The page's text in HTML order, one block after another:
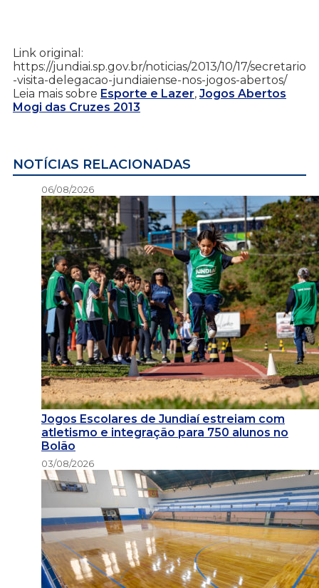
Link original:
https://jundiai.sp.gov.br/noticias/2013/10/17/secretario
-visita-delegacao-jundiaiense-nos-jogos-abertos/
Leia mais sobre Esporte e Lazer, Jogos Abertos
Mogi das Cruzes 2013
NOTÍCIAS RELACIONADAS
06/08/2026
Jogos Escolares de Jundiaí estreiam com
atletismo e integração para 750 alunos no
Bolão
03/08/2026